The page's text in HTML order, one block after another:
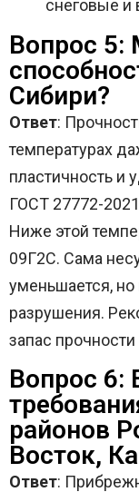
снеговые и
Вопрос 5:
Сибири?
Ответ:
температурах
пластичность и
ГОСТ 27772-
Ниже этой
09Г2С. Сама
уменьшается,
разрушения.
запас прочности
Вопрос 6:
районов
Восток,
Ответ: